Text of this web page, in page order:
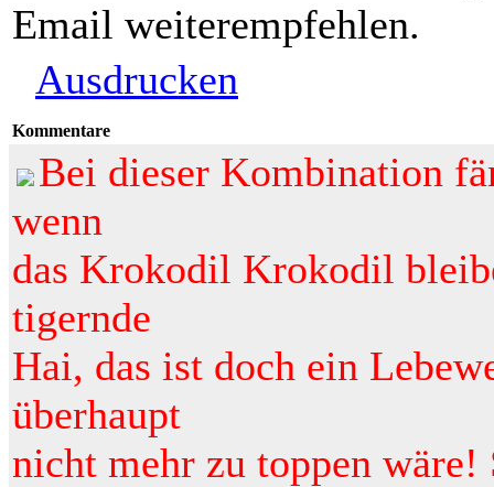
Email weiterempfehlen.
Ausdrucken
Kommentare
Bei dieser Kombination
wenn
das Krokodil Krokodil
tigernde
Hai, das ist doch ein
überhaupt
nicht mehr zu toppen wäre!